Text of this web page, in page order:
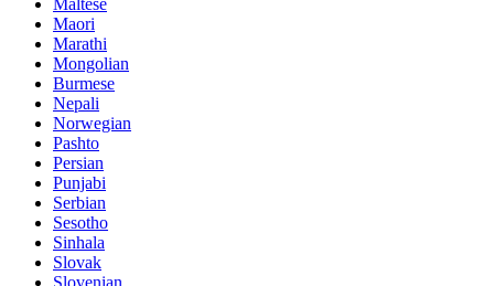
Maltese
Maori
Marathi
Mongolian
Burmese
Nepali
Norwegian
Pashto
Persian
Punjabi
Serbian
Sesotho
Sinhala
Slovak
Slovenian